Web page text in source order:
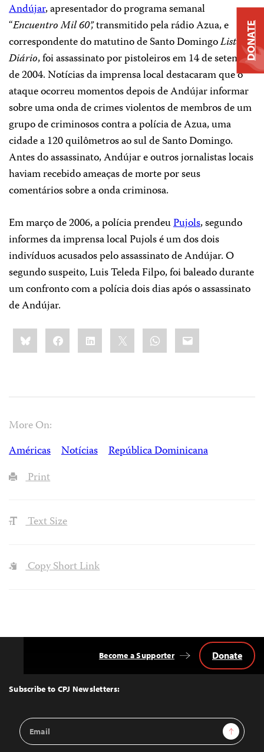
Andújar, apresentador do programa semanal
“Encuentro Mil 60”,transmitido pela rádio Azua, e
correspondente do matutino de Santo DomingoListín
Diário, foi assassinato por pistoleiros em 14 de setembro
de 2004. Notícias da imprensa local destacaram que o
ataque ocorreu momentos depois de Andújar informar
sobre uma onda de crimes violentos de membros de um
grupo de criminosos contra a polícia de Azua, uma
cidade a 120 quilômetros ao sul de Santo Domingo.
Antes do assassinato, Andújar e outros jornalistas locais
haviam recebido ameaças de morte por seus
comentários sobre a onda criminosa.
Em março de 2006, a polícia prendeuPujols, segundo
informes da imprensa local Pujols é um dos dois
indivíduos acusados pelo assassinato de Andújar. O
segundo suspeito, Luis Teleda Filpo, foi baleado durante
um confronto com a polícia dois dias após o assassinato
de Andújar.
Share
this:BlueskyFacebookLinkedIn WhatsApp
Email
More On:
Américas
Notícias
República Dominicana
Print
Text Size
Copy Short Link
Top
Subscribe to CPJ Newsletters:
Email
Address
Sign Up
Become a Supporter Donate
DONATE